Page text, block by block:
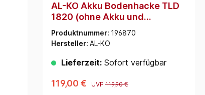
AL-KO Akku Bodenhacke TLD
1820 (ohne Akku und
Ladegerät) (114153)
Produktnummer: 196870
Hersteller: AL-KO
Lieferzeit: Sofort verfügbar
119,00 € UVP 119,90 €